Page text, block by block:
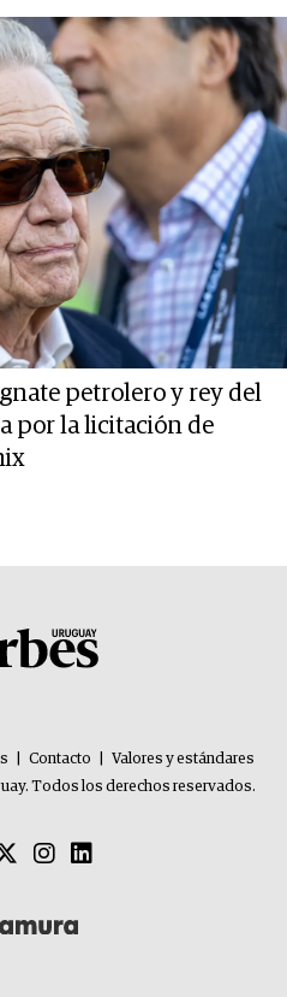
petrolero y rey del
por la licitación de
Contacto
Valores y estándares
Todos los derechos reservados.